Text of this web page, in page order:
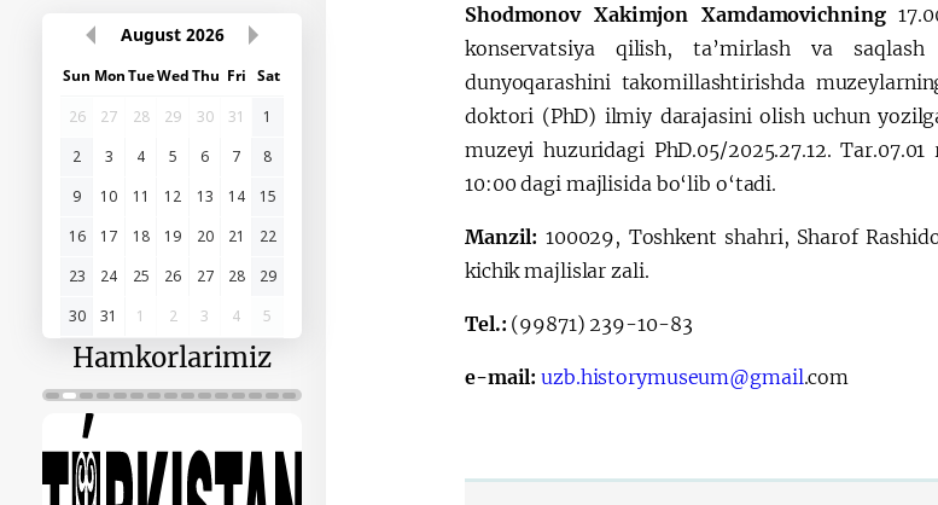
August 2026
Sun MonTueWedThu Fri Sat
26
27 28 29 30 31
1
2
3 4 5 6 7
8
9
10 11 12 13 14
15
16
17 18 19 20 21
22
23
24 25 26 27 28
29
30
31 1 2 3 4 5
Hamkorlarimiz
Shodmonov Xakimjon Xamdamovichning
konservatsiya qilish, ta’mirlash va saqlash
dunyoqarashini takomillashtirishda
doktori (PhD) ilmiy darajasini olish uchun
muzeyi huzuridagi PhD.05/2025.27.12.
10:00 dagi majlisida bo‘lib o‘tadi.
Manzil: 100029, Toshkent shahri, Sharof
kichik majlislar zali.
Tel.: (99871) 239-10-83
e-mail: uzb.historymuseum@gmail.com